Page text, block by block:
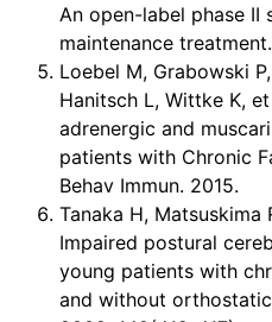
An open-label phase II
maintenance
Loebel M, Grabowski
Hanitsch L, Wittke K,
adrenergic and
patients with Chronic
Behav Immun. 2015.
Tanaka H, Matsuskima
Impaired postural
young patients with
and without